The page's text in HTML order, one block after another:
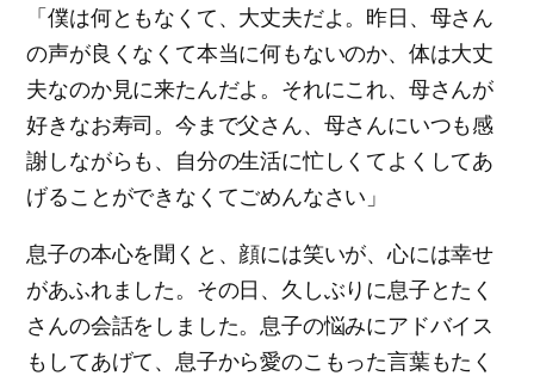
「僕は何ともなくて、大丈夫だよ。昨日、母さん
の声が良くなくて本当に何もないのか、体は大丈
夫なのか見に来たんだよ。それにこれ、母さんが
好きなお寿司。今まで父さん、母さんにいつも感
謝しながらも、自分の生活に忙しくてよくしてあ
げることができなくてごめんなさい」
息子の本心を聞くと、顔には笑いが、心には幸せ
があふれました。その日、久しぶりに息子とたく
さんの会話をしました。息子の悩みにアドバイス
もしてあげて、息子から愛のこもった言葉もたく